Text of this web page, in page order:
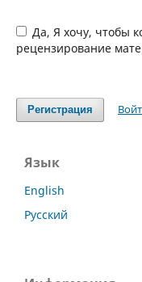
Да, Я хочу, чтобы ко мне обращались с запросами на
рецензирование
Регистрация
Язык
English
Русский